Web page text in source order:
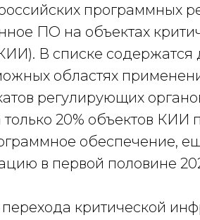
программных
ПО на объектах
В списке
областях
регулирующих
только 20% объектов
обеспечение,
в первой половине
критической